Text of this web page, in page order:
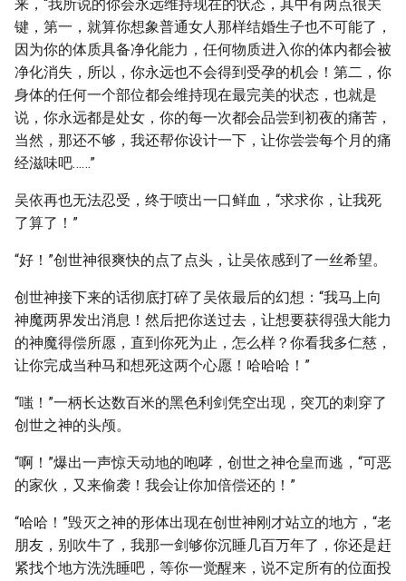
来，“我所说的你会永远维持现在的状态，其中有两点很关
键，第一，就算你想象普通女人那样结婚生子也不可能了，
因为你的体质具备净化能力，任何物质进入你的体内都会被
净化消失，所以，你永远也不会得到受孕的机会！第二，你
身体的任何一个部位都会维持现在最完美的状态，也就是
说，你永远都是处女，你的每一次都会品尝到初夜的痛苦，
当然，那还不够，我还帮你设计一下，让你尝尝每个月的痛
经滋味吧……”
吴依再也无法忍受，终于喷出一口鲜血，“求求你，让我死
了算了！”
“好！”创世神很爽快的点了点头，让吴依感到了一丝希望。
创世神接下来的话彻底打碎了吴依最后的幻想：“我马上向
神魔两界发出消息！然后把你送过去，让想要获得强大能力
的神魔得偿所愿，直到你死为止，怎么样？你看我多仁慈，
让你完成当种马和想死这两个心愿！哈哈哈！”
“嗤！”一柄长达数百米的黑色利剑凭空出现，突兀的刺穿了
创世之神的头颅。
“啊！”爆出一声惊天动地的咆哮，创世之神仓皇而逃，“可恶
的家伙，又来偷袭！我会让你加倍偿还的！”
“哈哈！”毁灭之神的形体出现在创世神刚才站立的地方，“老
朋友，别吹牛了，我那一剑够你沉睡几百万年了，你还是赶
紧找个地方洗洗睡吧，等你一觉醒来，说不定所有的位面投